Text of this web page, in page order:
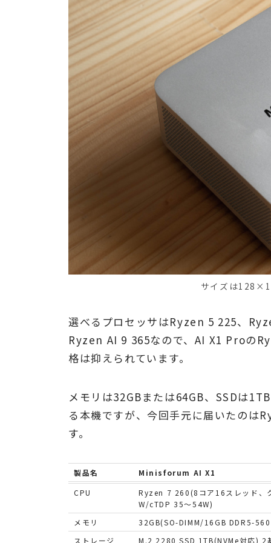
サイズは
選べるプロセッサはRyzen 5 225、
Ryzen AI 9 365なので、AI X1 Proの
格は抑えられています。
メモリは32GBまたは64GB、SSDは
る本機ですが、今回手元に届いたの
す。
製品名
Minisforum AI X1
CPU
Ryzen 7 260(8コア16スレッド、
W/cTDP 35～54W)
メモリ
32GB(SO-DIMM/16GB DDR5-
ストレージ
M.2 2280 SSD 1TB(NVMe対応)